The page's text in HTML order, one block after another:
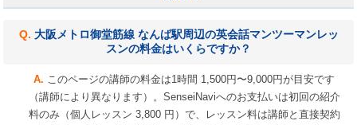
大阪メトロ御堂筋線 なんば駅周辺の英会話マンツーマンレッ
スンの料金はいくらですか？
このページの講師の料金は1時間 1,500円〜9,000円が目安です
（講師により異なります）。SenseiNaviへのお支払いは初回の紹介
料のみ（個人レッスン 3,800 円）で、レッスン料は講師と直接契約